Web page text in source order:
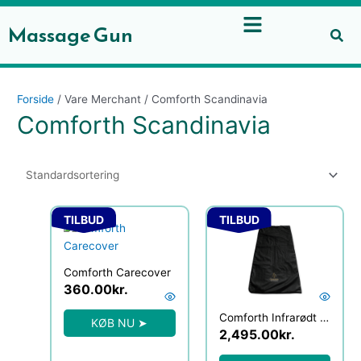
Gå
indholdet
Massage Gun
Forside / Vare Merchant / Comforth Scandinavia
Comforth Scandinavia
TILBUD
Comforth Carecover
Den
oprindelige
pris
450.00kr..
360.00kr.
360.00kr..
KØB NU ➤
TILBUD
Comforth Infrarødt Luksus Saunatæppe
Den
oprindelige
3,950.00kr..
2,495.00kr.
pris
er: